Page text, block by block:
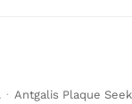
· Antgalis Plaque